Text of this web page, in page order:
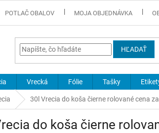
POTLAČ OBALOV MOJA OBJEDNÁVKA
HĽADAŤ
Vrecká Fólie Tašky
30l Vrecia do koša čierne rolovanécena
do koša čierne